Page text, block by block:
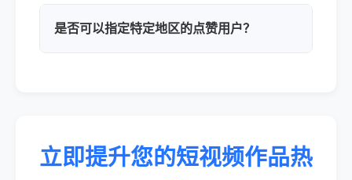
是否可以指定特定地区的点赞用户？
立即提升您的短视频作品热